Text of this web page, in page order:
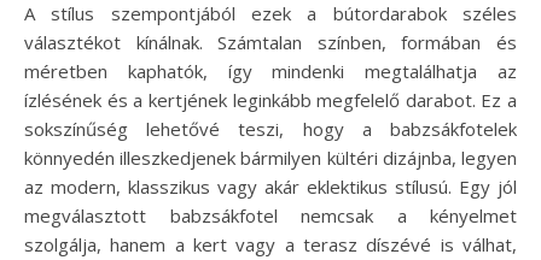
A stílus szempontjából ezek a bútordarabok széles
választékot kínálnak. Számtalan színben, formában és
méretben kaphatók, így mindenki megtalálhatja az
ízlésének és a kertjének leginkább megfelelő darabot. Ez a
sokszínűség lehetővé teszi, hogy a babzsákfotelek
könnyedén illeszkedjenek bármilyen kültéri dizájnba, legyen
az modern, klasszikus vagy akár eklektikus stílusú. Egy jól
megválasztott babzsákfotel nemcsak a kényelmet
szolgálja, hanem a kert vagy a terasz díszévé is válhat,